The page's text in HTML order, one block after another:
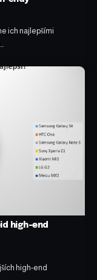
ich najlepšími
high-end
high-end